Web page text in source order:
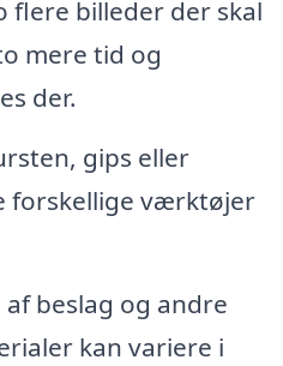
flere billeder der skal
mere tid og
der.
gips eller
forskellige værktøjer
af beslag og andre
kan variere i